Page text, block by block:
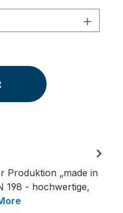
the desired
Produktion „made in
198 - hochwertige,